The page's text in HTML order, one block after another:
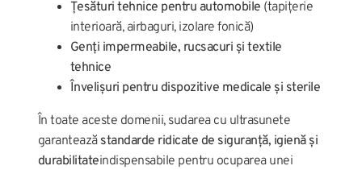
Țesături tehnice pentru automobile (tapițerie
interioară, airbaguri, izolare fonică)
Genți impermeabile, rucsacuri și textile
tehnice
Învelișuri pentru dispozitive medicale și sterile
În toate aceste domenii, sudarea cu ultrasunete
garantează standarde ridicate de siguranță, igienă și
durabilitateindispensabile pentru ocuparea unei